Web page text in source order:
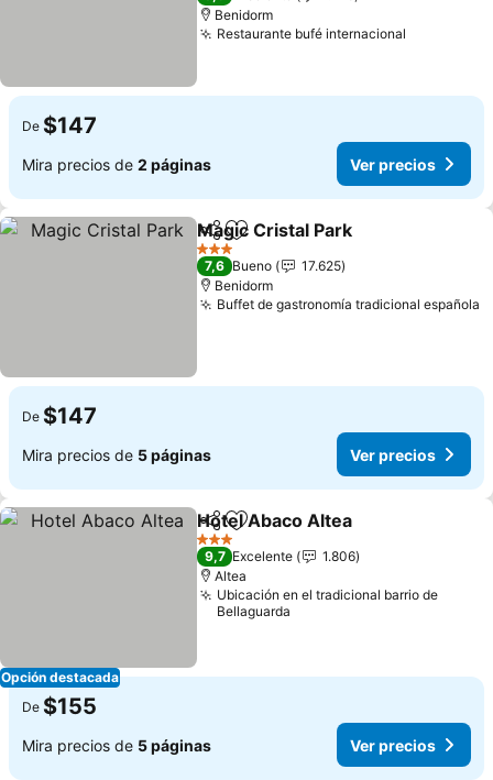
Benidorm
Restaurante bufé internacional
De $147
Mira precios de 2 páginas Ver precios
CompartirAgregar a favoritos
Magic Cristal Park
3 Estrellas
7,6 Bueno
17.625
Benidorm
Buffet de gastronomía tradicional española
De $147
Mira precios de 5 páginas Ver precios
Opción destacada
CompartirAgregar a favoritos
Hotel Abaco Altea
3 Estrellas
9,7 Excelente
1.806
Altea
Ubicación en el tradicional barrio de
Bellaguarda
De $155
Mira precios de 5 páginas Ver precios